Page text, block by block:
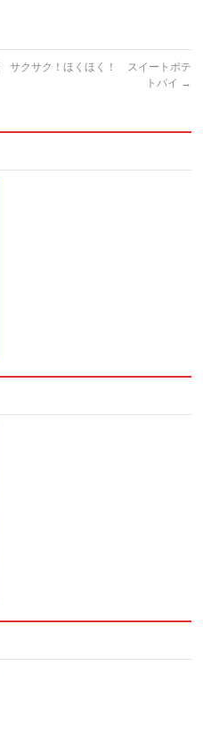
サクサク！ほくほく！ スイートポテ
トパイ →